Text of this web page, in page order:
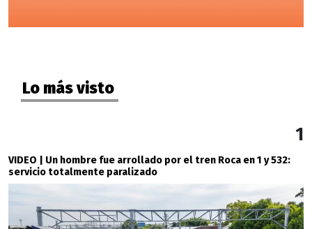
Lo más visto
1
VIDEO | Un hombre fue arrollado por el tren Roca en 1 y 532:
servicio totalmente paralizado